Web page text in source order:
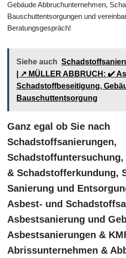
Gebäude Abbruchunternehmen,
Bauschuttentsorgungen und
Beratungsgespräch!
Siehe auch
| ↗️ MÜLLER ABBRUCH: ✔️
Schadstoffbeseitigung,
Bauschuttentsorgung
Ganz egal ob Sie nach
Schadstoffsanierungen,
& Schadstofferkundung,
Sanierung und
Asbest- und
Asbestsanierung und
Asbestsanierungen &
Abrissunternehmen &